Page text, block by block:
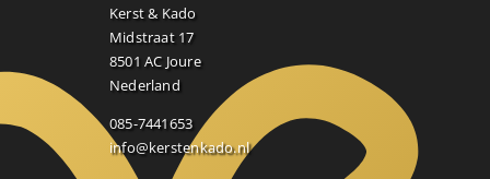
Kerst & Kado
Midstraat 17
8501 AC Joure
Nederland
085-7441653
info@kerstenkado.nl